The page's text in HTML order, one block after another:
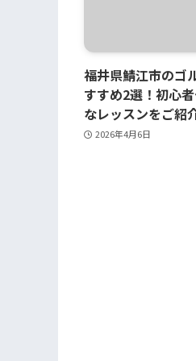
福井県鯖江市のゴ
すすめ2選！初心
なレッスンをご紹
2026年4月6日